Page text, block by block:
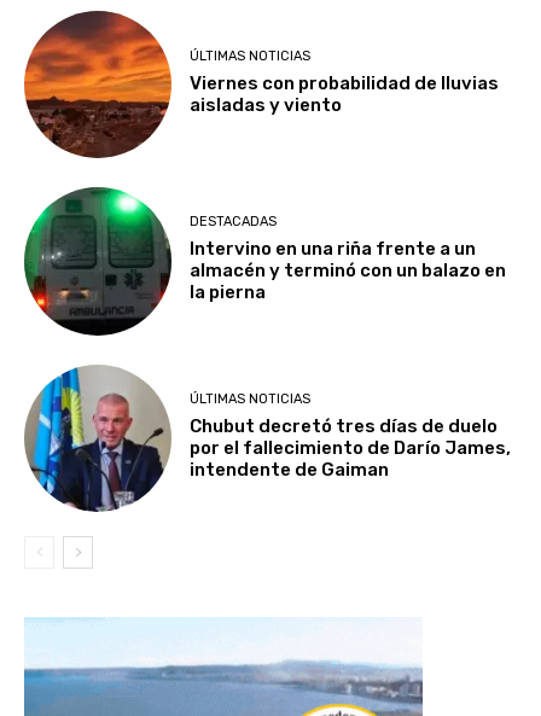
ÚLTIMAS NOTICIAS
Viernes con probabilidad de lluvias
aisladas y viento
DESTACADAS
Intervino en una riña frente a un
almacén y terminó con un balazo en
la pierna
ÚLTIMAS NOTICIAS
Chubut decretó tres días de duelo
por el fallecimiento de Darío James,
intendente de Gaiman